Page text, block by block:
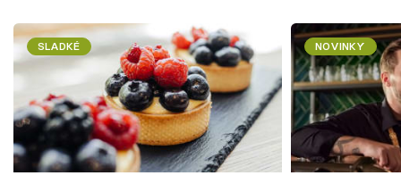
SLADKÉ NOVINKY